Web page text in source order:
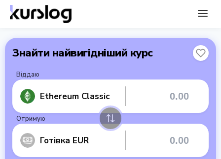
Знайти найвигідніший курс
Віддаю
Ethereum Classic
Отримую
Готівка EUR